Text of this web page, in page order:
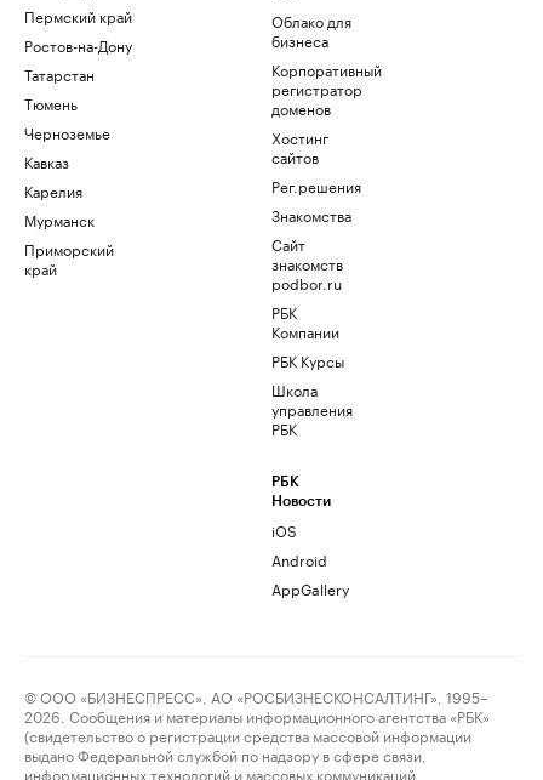
Пермский край
Ростов-на-Дону
Татарстан
Тюмень
Черноземье
Кавказ
Карелия
Мурманск
Приморский
край
Облако для
бизнеса
Корпоративный
регистратор
доменов
Хостинг
сайтов
Рег.решения
Знакомства
Сайт
знакомств
podbor.ru
РБК
Компании
РБК Курсы
Школа
управления
РБК
РБК
Новости
iOS
Android
AppGallery
© ООО «БИЗНЕСПРЕСС», АО «РОСБИЗНЕСКОНСАЛТИНГ», 1995–
2026. Сообщения и материалы информационного агентства «РБК»
(свидетельство о регистрации средства массовой информации
выдано Федеральной службой по надзору в сфере связи,
информационных технологий и массовых коммуникаций